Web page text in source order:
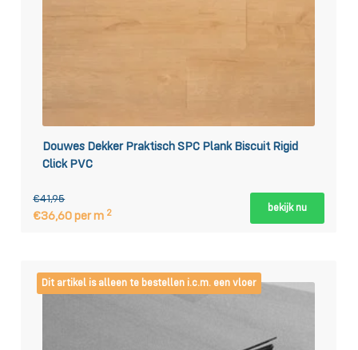
Douwes Dekker Praktisch SPC Plank Biscuit Rigid
Click PVC
€41,95
€36,60 per m 2 bekijk nu
Dit artikel is alleen te bestellen i.c.m. een vloer